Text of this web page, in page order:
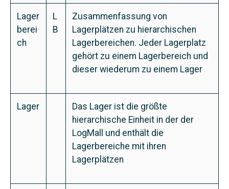
Lager
berei
ch
L
B
Zusammenfassung von
Lagerplätzen zu hierarchischen
Lagerbereichen. Jeder Lagerplatz
gehört zu einem Lagerbereich und
dieser wiederum zu einem Lager
Lager
Das Lager ist die größte
hierarchische Einheit in der der
LogMall und enthält die
Lagerbereiche mit ihren
Lagerplätzen